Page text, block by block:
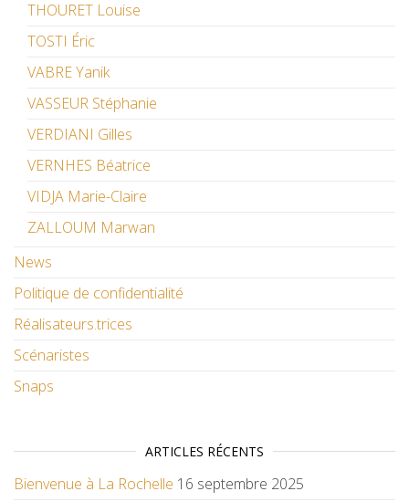
THOURET Louise
TOSTI Éric
VABRE Yanik
VASSEUR Stéphanie
VERDIANI Gilles
VERNHES Béatrice
VIDJA Marie-Claire
ZALLOUM Marwan
News
Politique de confidentialité
Réalisateurs.trices
Scénaristes
Snaps
ARTICLES RÉCENTS
Bienvenue à La Rochelle 16 septembre 2025